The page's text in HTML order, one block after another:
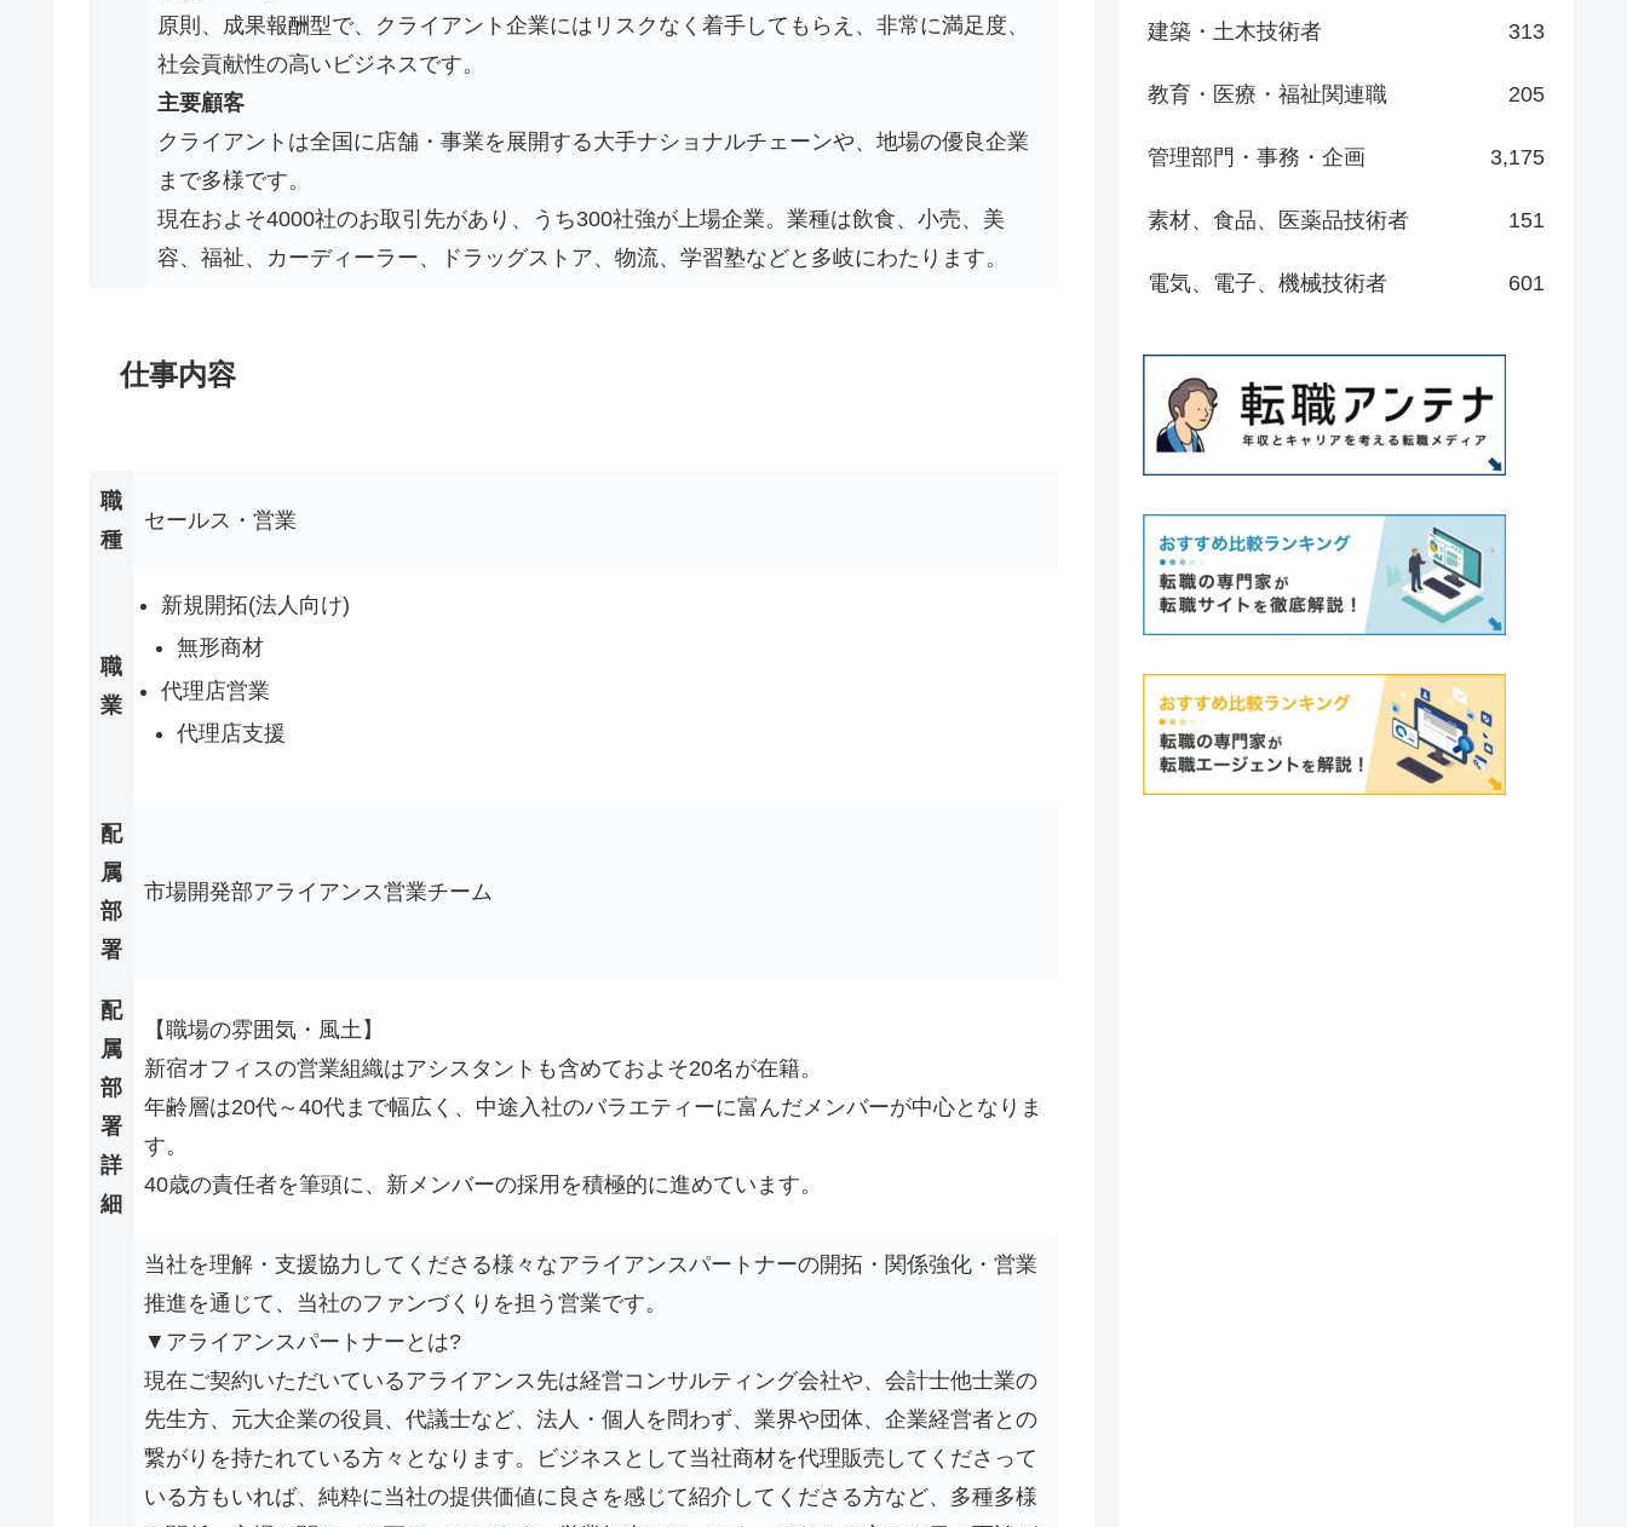
原則、成果報酬型で、クライアント企業にはリスクなく着手してもらえ、非常に満足度、
社会貢献性の高いビジネスです。
主要顧客
クライアントは全国に店舗・事業を展開する大手ナショナルチェーンや、地場の優良企業
まで多様です。
現在およそ4000社のお取引先があり、うち300社強が上場企業。業種は飲食、小売、美
容、福祉、カーディーラー、ドラッグストア、物流、学習塾などと多岐にわたります。
仕事内容
職
種
セールス・営業
職
業
新規開拓(法人向け)
無形商材
代理店営業
代理店支援
配
属
部
署
市場開発部アライアンス営業チーム
配
属
部
署
詳
細
【職場の雰囲気・風土】
新宿オフィスの営業組織はアシスタントも含めておよそ20名が在籍。
年齢層は20代～40代まで幅広く、中途入社のバラエティーに富んだメンバーが中心となりま
す。
40歳の責任者を筆頭に、新メンバーの採用を積極的に進めています。
当社を理解・支援協力してくださる様々なアライアンスパートナーの開拓・関係強化・営業
推進を通じて、当社のファンづくりを担う営業です。
▼アライアンスパートナーとは?
現在ご契約いただいているアライアンス先は経営コンサルティング会社や、会計士他士業の
先生方、元大企業の役員、代議士など、法人・個人を問わず、業界や団体、企業経営者との
繋がりを持たれている方々となります。ビジネスとして当社商材を代理販売してくださって
いる方もいれば、純粋に当社の提供価値に良さを感じて紹介してくださる方など、多種多様
建築・土木技術者 313
教育・医療・福祉関連職 205
管理部門・事務・企画 3,175
素材、食品、医薬品技術者 151
電気、電子、機械技術者 601